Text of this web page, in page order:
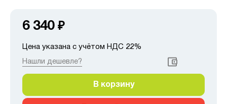
6 340 ₽
Цена указана с учётом НДС 22%
Нашли дешевле?
В корзину